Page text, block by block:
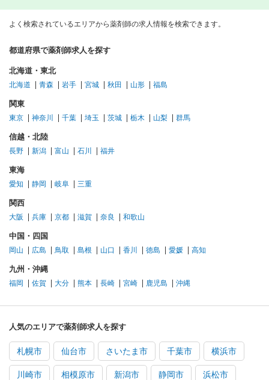
よく検索されているエリアから薬剤師の求人情報を検索できます。
都道府県で薬剤師求人を探す
北海道・東北
北海道 青森 岩手 宮城 秋田 山形 福島
関東
東京 神奈川 千葉 埼玉 茨城 栃木 山梨 群馬
信越・北陸
長野 新潟 富山 石川 福井
東海
愛知 静岡 岐阜 三重
関西
大阪 兵庫 京都 滋賀 奈良 和歌山
中国・四国
岡山 広島 鳥取 島根 山口 香川 徳島 愛媛 高知
九州・沖縄
福岡 佐賀 大分 熊本 長崎 宮崎 鹿児島 沖縄
人気のエリアで薬剤師求人を探す
札幌市 仙台市 さいたま市 千葉市 横浜市
川崎市 相模原市 新潟市 静岡市 浜松市